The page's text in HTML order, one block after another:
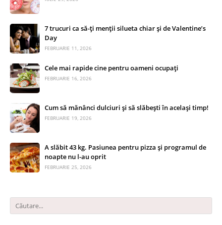
7 trucuri ca să-ți menții silueta chiar și de Valentine’s
Day
FEBRUARIE 11, 2026
Cele mai rapide cine pentru oameni ocupați
FEBRUARIE 16, 2026
Cum să mănânci dulciuri și să slăbești în același timp!
FEBRUARIE 19, 2026
A slăbit 43 kg. Pasiunea pentru pizza și programul de
noapte nu l-au oprit
FEBRUARIE 25, 2026